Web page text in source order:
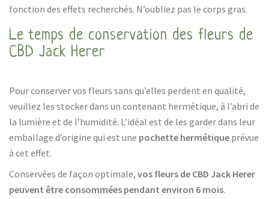
fonction des effets recherchés. N’oubliez pas le corps gras.
Le temps de conservation des fleurs de
CBD Jack Herer
Pour conserver vos fleurs sans qu’elles perdent en qualité,
veuillez les stocker dans un contenant hermétique, à l’abri de
la lumière et de l’humidité. L’idéal est de les garder dans leur
emballage d’origine qui est une pochette hermétique prévue
à cet effet.
Conservées de façon optimale, vos fleurs de CBD Jack Herer
peuvent être consommées pendant environ 6 mois.